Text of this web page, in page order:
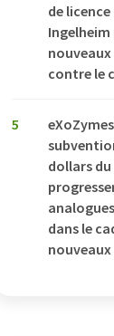
de
contre le
5
dollars
dans le